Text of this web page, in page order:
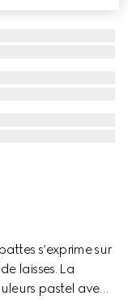
s’exprime sur
laisses. La
pastel avec